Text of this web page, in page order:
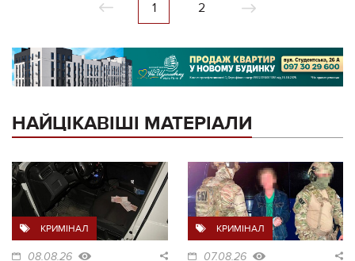
1 2
НАЙЦІКАВІШІ МАТЕРІАЛИ
КРИМІНАЛ
08.08.26
КРИМІНАЛ
07.08.26